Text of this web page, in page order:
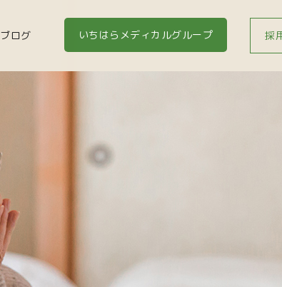
ブログ いちはらメディカルグループ 採